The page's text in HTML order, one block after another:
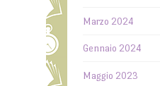
Marzo 2024
Gennaio 2024
Maggio 2023